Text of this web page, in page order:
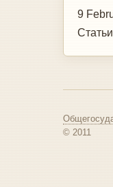
9
© 2011